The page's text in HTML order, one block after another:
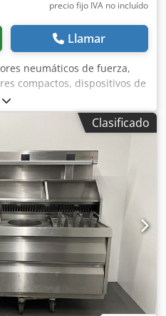
precio fijo IVA no incluído
Llamar
neumáticos de fuerza,
compactos, dispositivos de
de fuerza -Tipo: 82L32-
disponibles -Precio: por
A H E Iopfx Ag Tea
Clasificado